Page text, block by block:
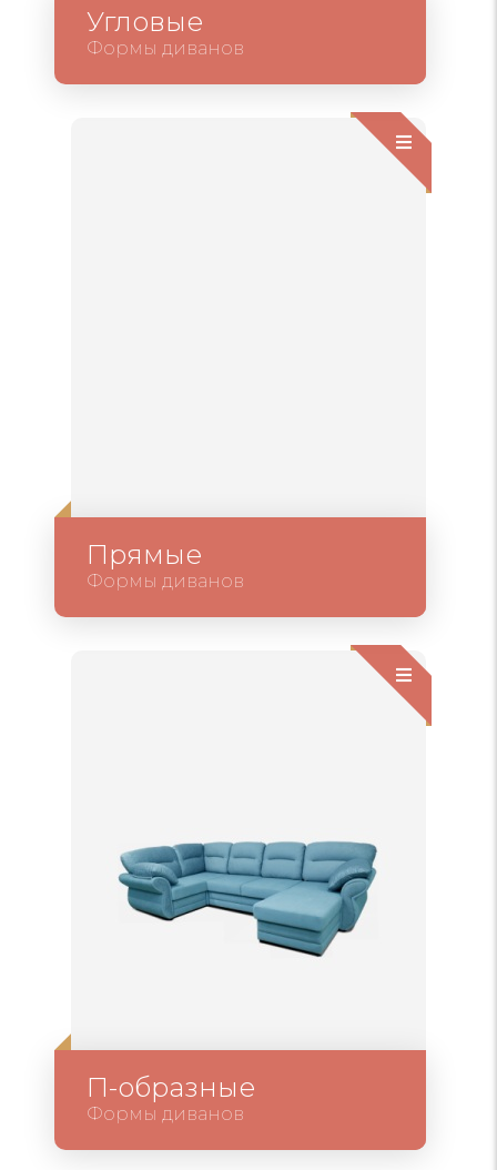
Угловые
Формы диванов
Прямые
Формы диванов
П-образные
Формы диванов